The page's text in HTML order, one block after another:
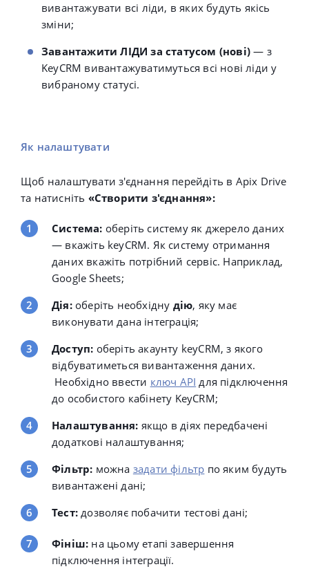
вивантажувати всі ліди, в яких будуть якісь
зміни;
Завантажити ЛІДИ за статусом (нові)— з
KeyCRM вивантажуватимуться всі нові ліди у
вибраному статусі.
Як налаштувати
Щоб налаштуватиз'єднання перейдіть в Apix Drive
та натисніть «Створити з'єднання»:
Система: оберіть систему як джерело даних
— вкажіть keyCRM. Як систему отримання
даних вкажіть потрібний сервіс. Наприклад,
Google Sheets;
Дія: оберіть необхідну дію, яку має
виконувати дана інтеграція;
Доступ: оберіть акаунту keyCRM, з якого
відбуватиметься вивантаження даних.
Необхідно ввести ключ API для підключення
до особистого кабінету KeyCRM;
Налаштування: якщо в діях передбачені
додаткові налаштування;
Фільтр: можна задати фільтр по яким будуть
вивантажені дані;
Тест: дозволяє побачити тестові дані;
Фініш: на цьому етапі завершення
підключення інтеграції.